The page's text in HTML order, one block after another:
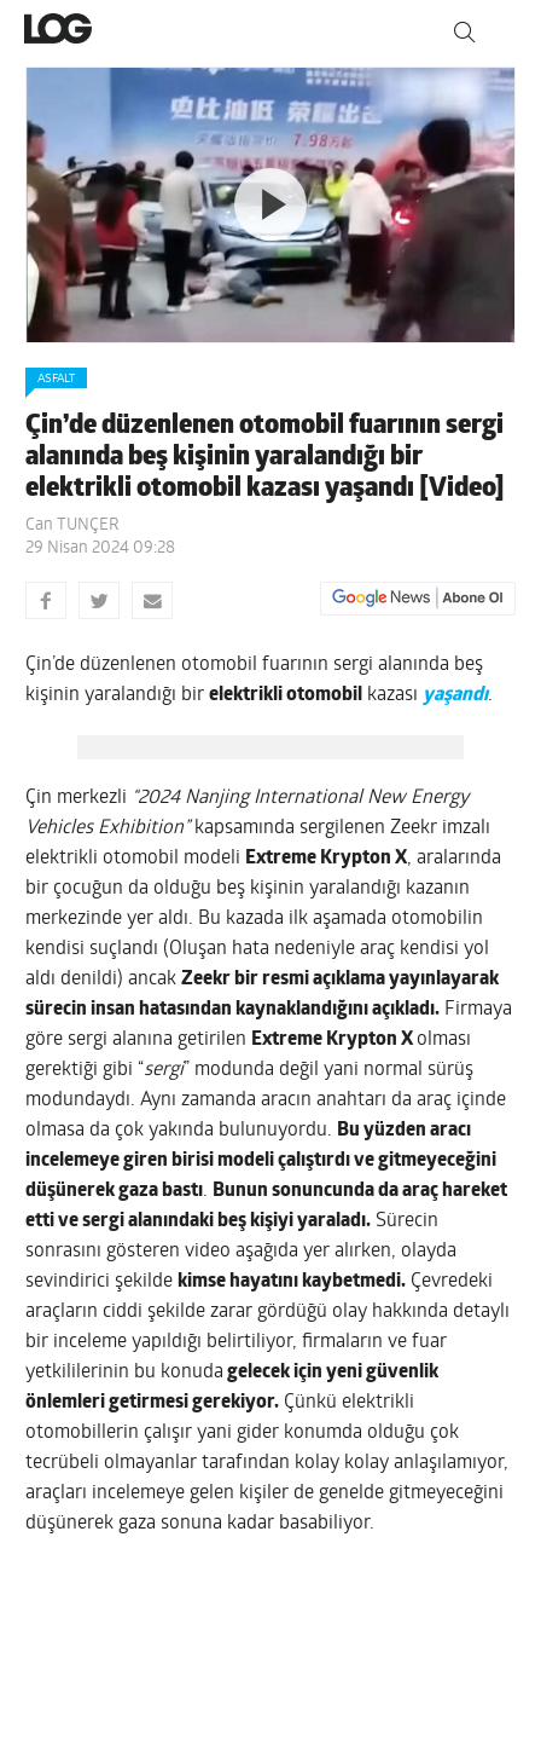
ASFALT
Çin’de düzenlenen otomobil fuarının sergi
alanında beş kişinin yaralandığı bir
elektrikli otomobil kazası yaşandı [Video]
Can TUNÇER
29 Nisan 2024 09:28
Çin’de düzenlenen otomobil fuarının sergi alanında beş
kişinin yaralandığı birelektrikli otomobil kazası yaşandı.
Çin merkezli “2024 Nanjing International New Energy
Vehicles Exhibition”kapsamında sergilenen Zeekr imzalı
elektrikli otomobil modeli Extreme Krypton X, aralarında
bir çocuğun da olduğu beş kişinin yaralandığı kazanın
merkezinde yer aldı. Bu kazada ilk aşamada otomobilin
kendisi suçlandı (Oluşan hata nedeniyle araç kendisi yol
aldı denildi) ancakZeekr bir resmi açıklama yayınlayarak
sürecin insan hatasından kaynaklandığını açıkladı. Firmaya
göre sergi alanına getirilen Extreme Krypton X olması
gerektiği gibi “sergi” modunda değil yani normal sürüş
modundaydı. Aynı zamanda aracın anahtarı da araç içinde
olmasa da çok yakında bulunuyordu. Bu yüzden aracı
incelemeye giren birisi modeli çalıştırdı ve gitmeyeceğini
düşünerek gaza bastı. Bunun sonuncunda da araç hareket
etti ve sergi alanındaki beş kişiyi yaraladı. Sürecin
sonrasını gösteren video aşağıda yer alırken, olayda
sevindirici şekilde kimse hayatını kaybetmedi. Çevredeki
araçların ciddi şekilde zarar gördüğü olay hakkında detaylı
bir inceleme yapıldığı belirtiliyor, firmaların ve fuar
yetkililerinin bu konuda gelecek için yeni güvenlik
önlemleri getirmesi gerekiyor. Çünkü elektrikli
otomobillerin çalışır yani gider konumda olduğu çok
tecrübeli olmayanlar tarafından kolay kolay anlaşılamıyor,
araçları incelemeye gelen kişiler de genelde gitmeyeceğini
düşünerek gaza sonuna kadar basabiliyor.